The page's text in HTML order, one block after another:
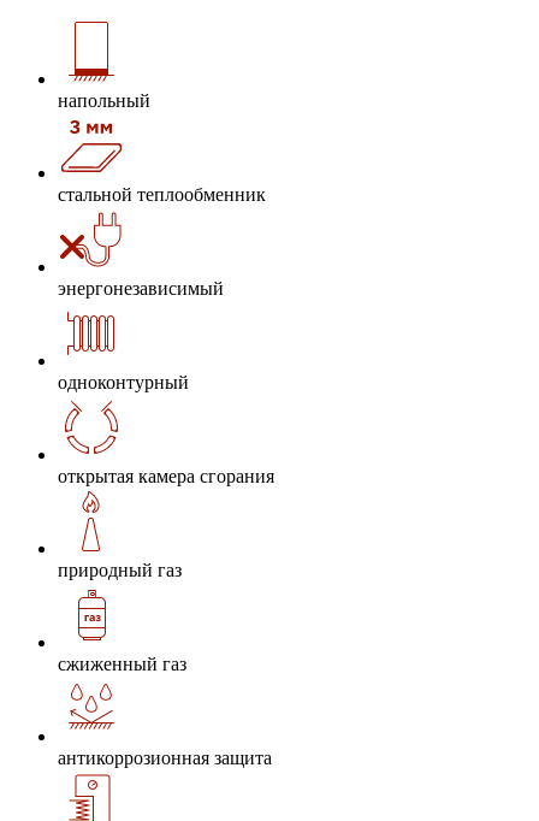
напольный
стальной теплообменник
энергонезависимый
одноконтурный
открытая камера сгорания
природный газ
сжиженный газ
антикоррозионная защита